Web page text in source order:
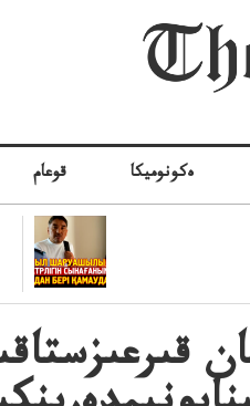
قوعام ەكونوميكا